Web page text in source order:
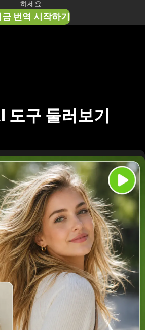
하세요.
금 번역 시작하기
도구 둘러보기